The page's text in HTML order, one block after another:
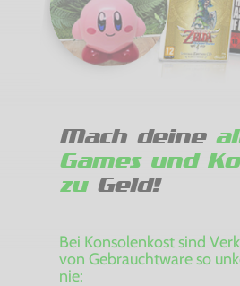
Mach deine
Games und
zuGeld!
Bei Konsolenkost sind
von Gebrauchtware so
nie: